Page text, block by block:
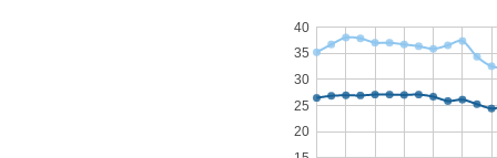
20
25
30
35
40